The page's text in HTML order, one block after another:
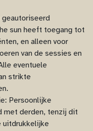
sun heeft toegang tot
en alleen voor
van de sessies en
eventuele
strikte
Persoonlijke
met derden, tenzij dit